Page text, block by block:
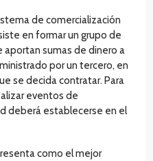
de comercialización
en formar un grupo de
sumas de dinero a
por un tercero, en
se decida contratar. Para
eventos de
deberá establecerse en el
como el mejor